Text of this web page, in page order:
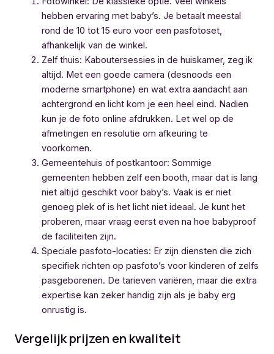
hebben ervaring met baby’s. Je betaalt meestal
rond de 10 tot 15 euro voor een pasfotoset,
afhankelijk van de winkel.
Zelf thuis: Kaboutersessies in de huiskamer, zeg ik
altijd. Met een goede camera (desnoods een
moderne smartphone) en wat extra aandacht aan
achtergrond en licht kom je een heel eind. Nadien
kun je de foto online afdrukken. Let wel op de
afmetingen en resolutie om afkeuring te
voorkomen.
Gemeentehuis of postkantoor: Sommige
gemeenten hebben zelf een booth, maar dat is lang
niet altijd geschikt voor baby’s. Vaak is er niet
genoeg plek of is het licht niet ideaal. Je kunt het
proberen, maar vraag eerst even na hoe babyproof
de faciliteiten zijn.
Speciale pasfoto-locaties: Er zijn diensten die zich
specifiek richten op pasfoto’s voor kinderen of zelfs
pasgeborenen. De tarieven variëren, maar die extra
expertise kan zeker handig zijn als je baby erg
onrustig is.
Vergelijk prijzen en kwaliteit